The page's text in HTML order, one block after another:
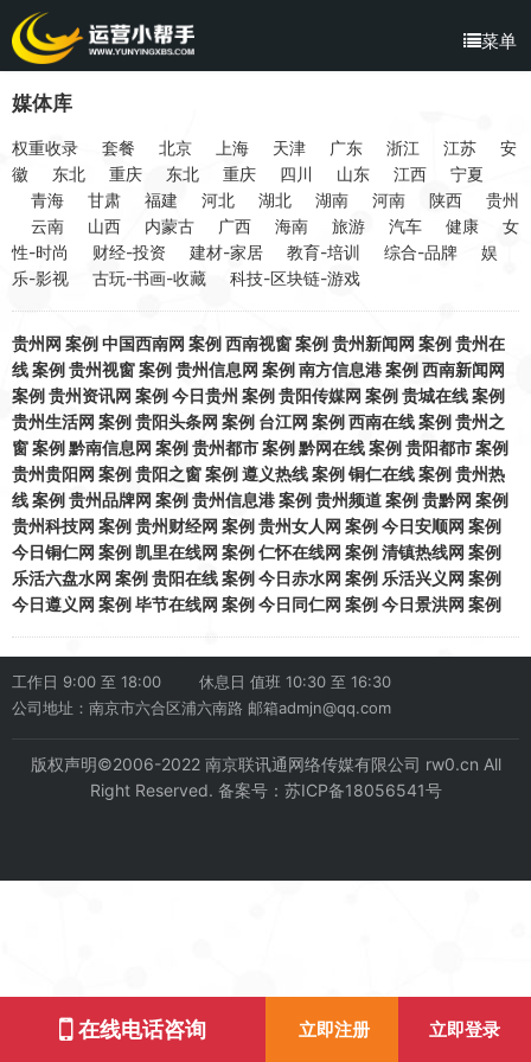
菜单
媒体库
权重收录 套餐 北京 上海 天津 广东 浙江 江苏
安
徽
东北 重庆 东北 重庆 四川 山东 江西
宁夏
青海
甘肃 福建 河北 湖北 湖南 河南 陕西
贵州
云南
山西 内蒙古 广西 海南 旅游 汽车 健康
女
性-时尚
财经-投资 建材-家居 教育-培训 综合-品牌
娱
乐-影视
古玩-书画-收藏 科技-区块链-游戏
贵州网 案例中国西南网 案例西南视窗案例贵州新闻网 案例贵州在
线案例贵州视窗案例贵州信息网 案例南方信息港案例西南新闻网
案例贵州资讯网 案例今日贵州 案例贵阳传媒网 案例贵城在线案例
贵州生活网 案例贵阳头条网 案例 台江网 案例西南在线案例贵州之
窗案例黔南信息网 案例贵州都市案例黔网在线案例贵阳都市案例
贵州贵阳网 案例贵阳之窗案例遵义热线案例铜仁在线案例贵州热
线案例贵州品牌网 案例贵州信息港案例贵州频道案例贵黔网 案例
贵州科技网 案例贵州财经网 案例贵州女人网 案例今日安顺网 案例
今日铜仁网 案例凯里在线网 案例仁怀在线网 案例清镇热线网 案例
乐活六盘水网 案例贵阳在线案例今日赤水网 案例 乐活兴义网 案例
今日遵义网 案例毕节在线网 案例今日同仁网 案例今日景洪网 案例
工作日 9:00 至 18:00 休息日 值班 10:30 至 16:30
公司地址：南京市六合区浦六南路 邮箱admjn@qq.com
版权声明©2006-2022 南京联讯通网络传媒有限公司 rw0.cn All
Right Reserved. 备案号：苏ICP备18056541号
在线电话咨询 立即注册 立即登录